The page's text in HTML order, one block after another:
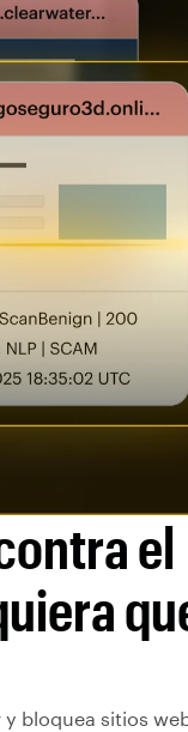
el
bloquea sitios